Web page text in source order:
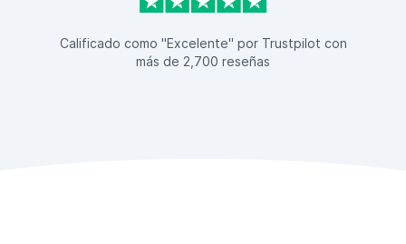
Calificado como "Excelente" por Trustpilot con
más de 2,700 reseñas